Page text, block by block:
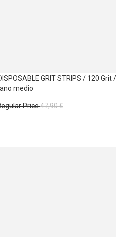
GRIT STRIPS / 120 Grit /
medio
Price47,90 €